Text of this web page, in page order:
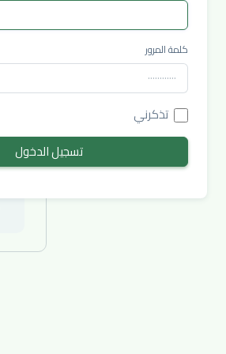
كلمة المرور
تذكرني
تسجيل الدخول